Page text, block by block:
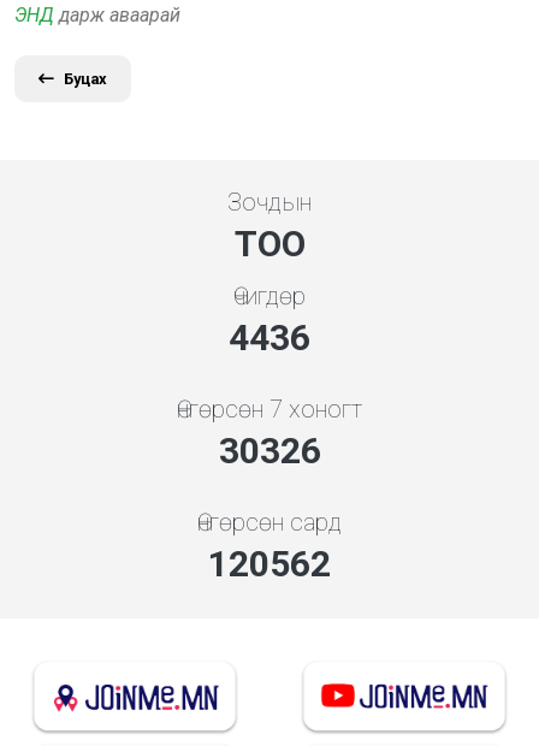
ЭНД дарж аваарай
Буцах
Зочдын
ТОО
Өчигдөр
4948
Өнгөрсөн 7 хоногт
33826
Өнгөрсөн сард
134473